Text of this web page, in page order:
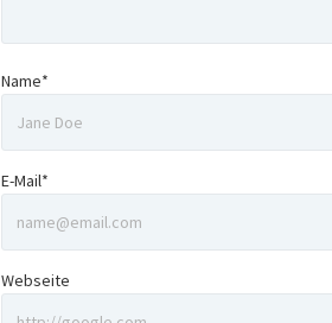
Name*
E-Mail*
Webseite